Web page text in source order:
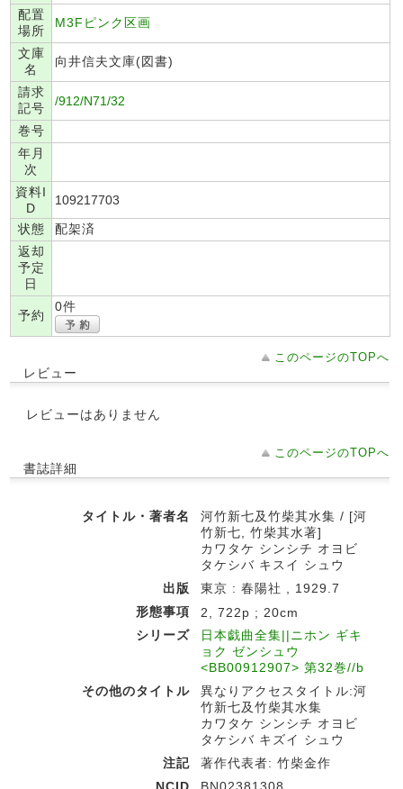
配置
場所
M3Fピンク区画
文庫
名
向井信夫文庫(図書)
請求
記号
/912/N71/32
巻号
年月
次
資料I
D
109217703
状態
配架済
返却
予定
日
予約
0件
このページのTOPへ
レビュー
レビューはありません
このページのTOPへ
書誌詳細
タイトル・著者名
河竹新七及竹柴其水集 / [河
竹新七, 竹柴其水著]
カワタケ シンシチ オヨビ
タケシバ キスイ シュウ
出版
東京 : 春陽社 , 1929.7
形態事項
2, 722p ; 20cm
シリーズ
日本戯曲全集||ニホン ギキ
ョク ゼンシュウ
<BB00912907> 第32巻//b
その他のタイトル
異なりアクセスタイトル:河
竹新七及竹柴其水集
カワタケ シンシチ オヨビ
タケシバ キズイ シュウ
注記
著作代表者: 竹柴金作